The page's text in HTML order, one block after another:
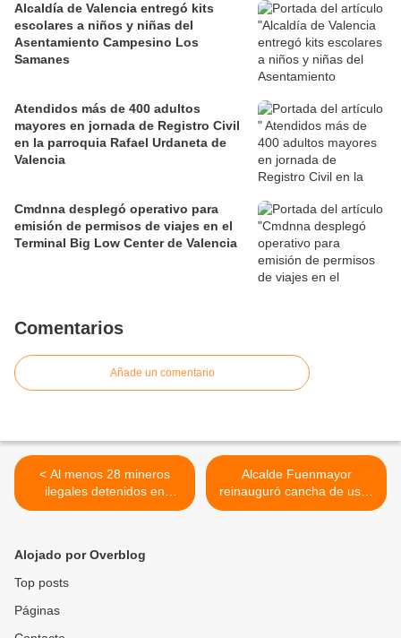
Alcaldía de Valencia entregó kits
escolares a niños y niñas del
Asentamiento Campesino Los
Samanes
Atendidos más de 400 adultos
mayores en jornada de Registro Civil
en la parroquia Rafael Urdaneta de
Valencia
Cmdnna desplegó operativo para
emisión de permisos de viajes en el
Terminal Big Low Center de Valencia
Comentarios
Añade un comentario
< Al menos 28 mineros
ilegales detenidos en
desalojos de reservas
Alcalde Fuenmayor
reinauguró cancha de usos
múltiples Centro Norte de la
Alojado por Overblog
Top posts
Páginas